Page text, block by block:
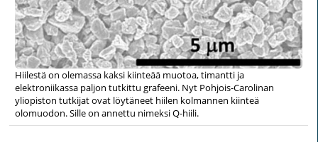
Hiilestä on olemassa kaksi kiinteää muotoa, timantti ja
elektroniikassa paljon tutkittu grafeeni. Nyt Pohjois-Carolinan
yliopiston tutkijat ovat löytäneet hiilen kolmannen kiinteä
olomuodon. Sille on annettu nimeksi Q-hiili.